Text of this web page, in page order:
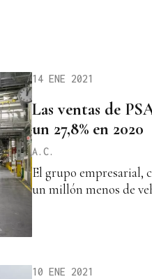
14 ENE 2021
Las ventas de
un 27,8% en 2020
A.C.
El grupo empresarial,
un millón menos de
10 ENE 2021